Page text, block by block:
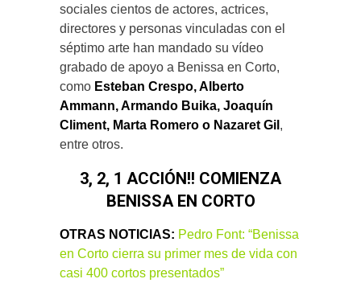
sociales cientos de actores, actrices,
directores y personas vinculadas con el
séptimo arte han mandado su vídeo
grabado de apoyo a Benissa en Corto,
como Esteban Crespo, Alberto
Ammann, Armando Buika, Joaquín
Climent, Marta Romero o Nazaret Gil ,
entre otros.
3, 2, 1 ACCIÓN!! COMIENZA
BENISSA EN CORTO
OTRAS NOTICIAS: Pedro Font: “Benissa
en Corto cierra su primer mes de vida con
casi 400 cortos presentados”